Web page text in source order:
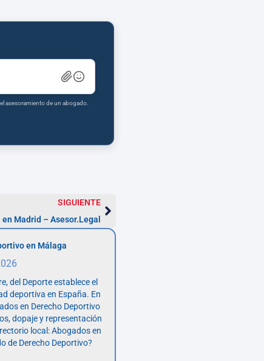
asesoramiento de un abogado.
SIGUIENTE
Madrid – Asesor.Legal
en Málaga
del Deporte establece el
deportiva en España. En
en Derecho Deportivo
dopaje y representación
local: Abogados en
de Derecho Deportivo?